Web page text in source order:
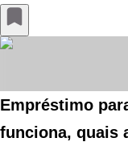
Empréstimo
funciona, quais